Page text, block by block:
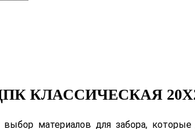
КЛАССИЧЕСКАЯ
материалов для забора,